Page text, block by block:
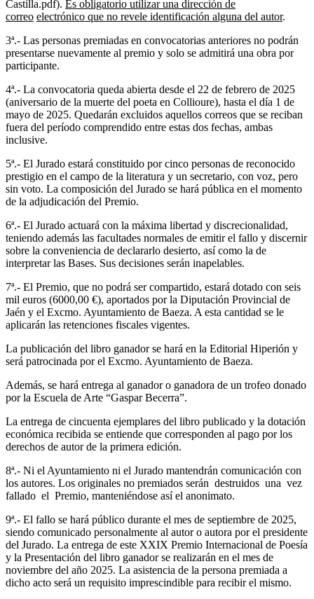
Castilla.pdf). Es obligatorio utilizar una dirección de
correo electrónico que no revele identificación alguna del autor.
3ª.- Las personas premiadas en convocatorias anteriores no podrán
presentarse nuevamente al premio y solo se admitirá una obra por
participante.
4ª.- La convocatoria queda abierta desde el 22 de febrero de 2025
(aniversario de la muerte del poeta en Collioure), hasta el día 1 de
mayo de 2025. Quedarán excluidos aquellos correos que se reciban
fuera del período comprendido entre estas dos fechas, ambas
inclusive.
5ª.- El Jurado estará constituido por cinco personas de reconocido
prestigio en el campo de la literatura y un secretario, con voz, pero
sin voto. La composición del Jurado se hará pública en el momento
de la adjudicación del Premio.
6ª.- El Jurado actuará con la máxima libertad y discrecionalidad,
teniendo además las facultades normales de emitir el fallo y discernir
sobre la conveniencia de declararlo desierto, así como la de
interpretar las Bases. Sus decisiones serán inapelables.
7ª.- El Premio, que no podrá ser compartido, estará dotado con seis
mil euros (6000,00 €), aportados por la Diputación Provincial de
Jaén y el Excmo. Ayuntamiento de Baeza. A esta cantidad se le
aplicarán las retenciones fiscales vigentes.
La publicación del libro ganador se hará en la Editorial Hiperión y
será patrocinada por el Excmo. Ayuntamiento de Baeza.
Además, se hará entrega al ganador o ganadora de un trofeo donado
por la Escuela de Arte “Gaspar Becerra”.
La entrega de cincuenta ejemplares del libro publicado y la dotación
económica recibida se entiende que corresponden al pago por los
derechos de autor de la primera edición.
8ª.- Ni el Ayuntamiento ni el Jurado mantendrán comunicación con
los autores. Los originales no premiados serán destruidos una vez
fallado el Premio, manteniéndose así el anonimato.
9ª.- El fallo se hará público durante el mes de septiembre de 2025,
siendo comunicado personalmente al autor o autora por el presidente
del Jurado. La entrega de este XXIX Premio Internacional de Poesía
y la Presentación del libro ganador se realizarán en el mes de
noviembre del año 2025. La asistencia de la persona premiada a
dicho acto será un requisito imprescindible para recibir el mismo.